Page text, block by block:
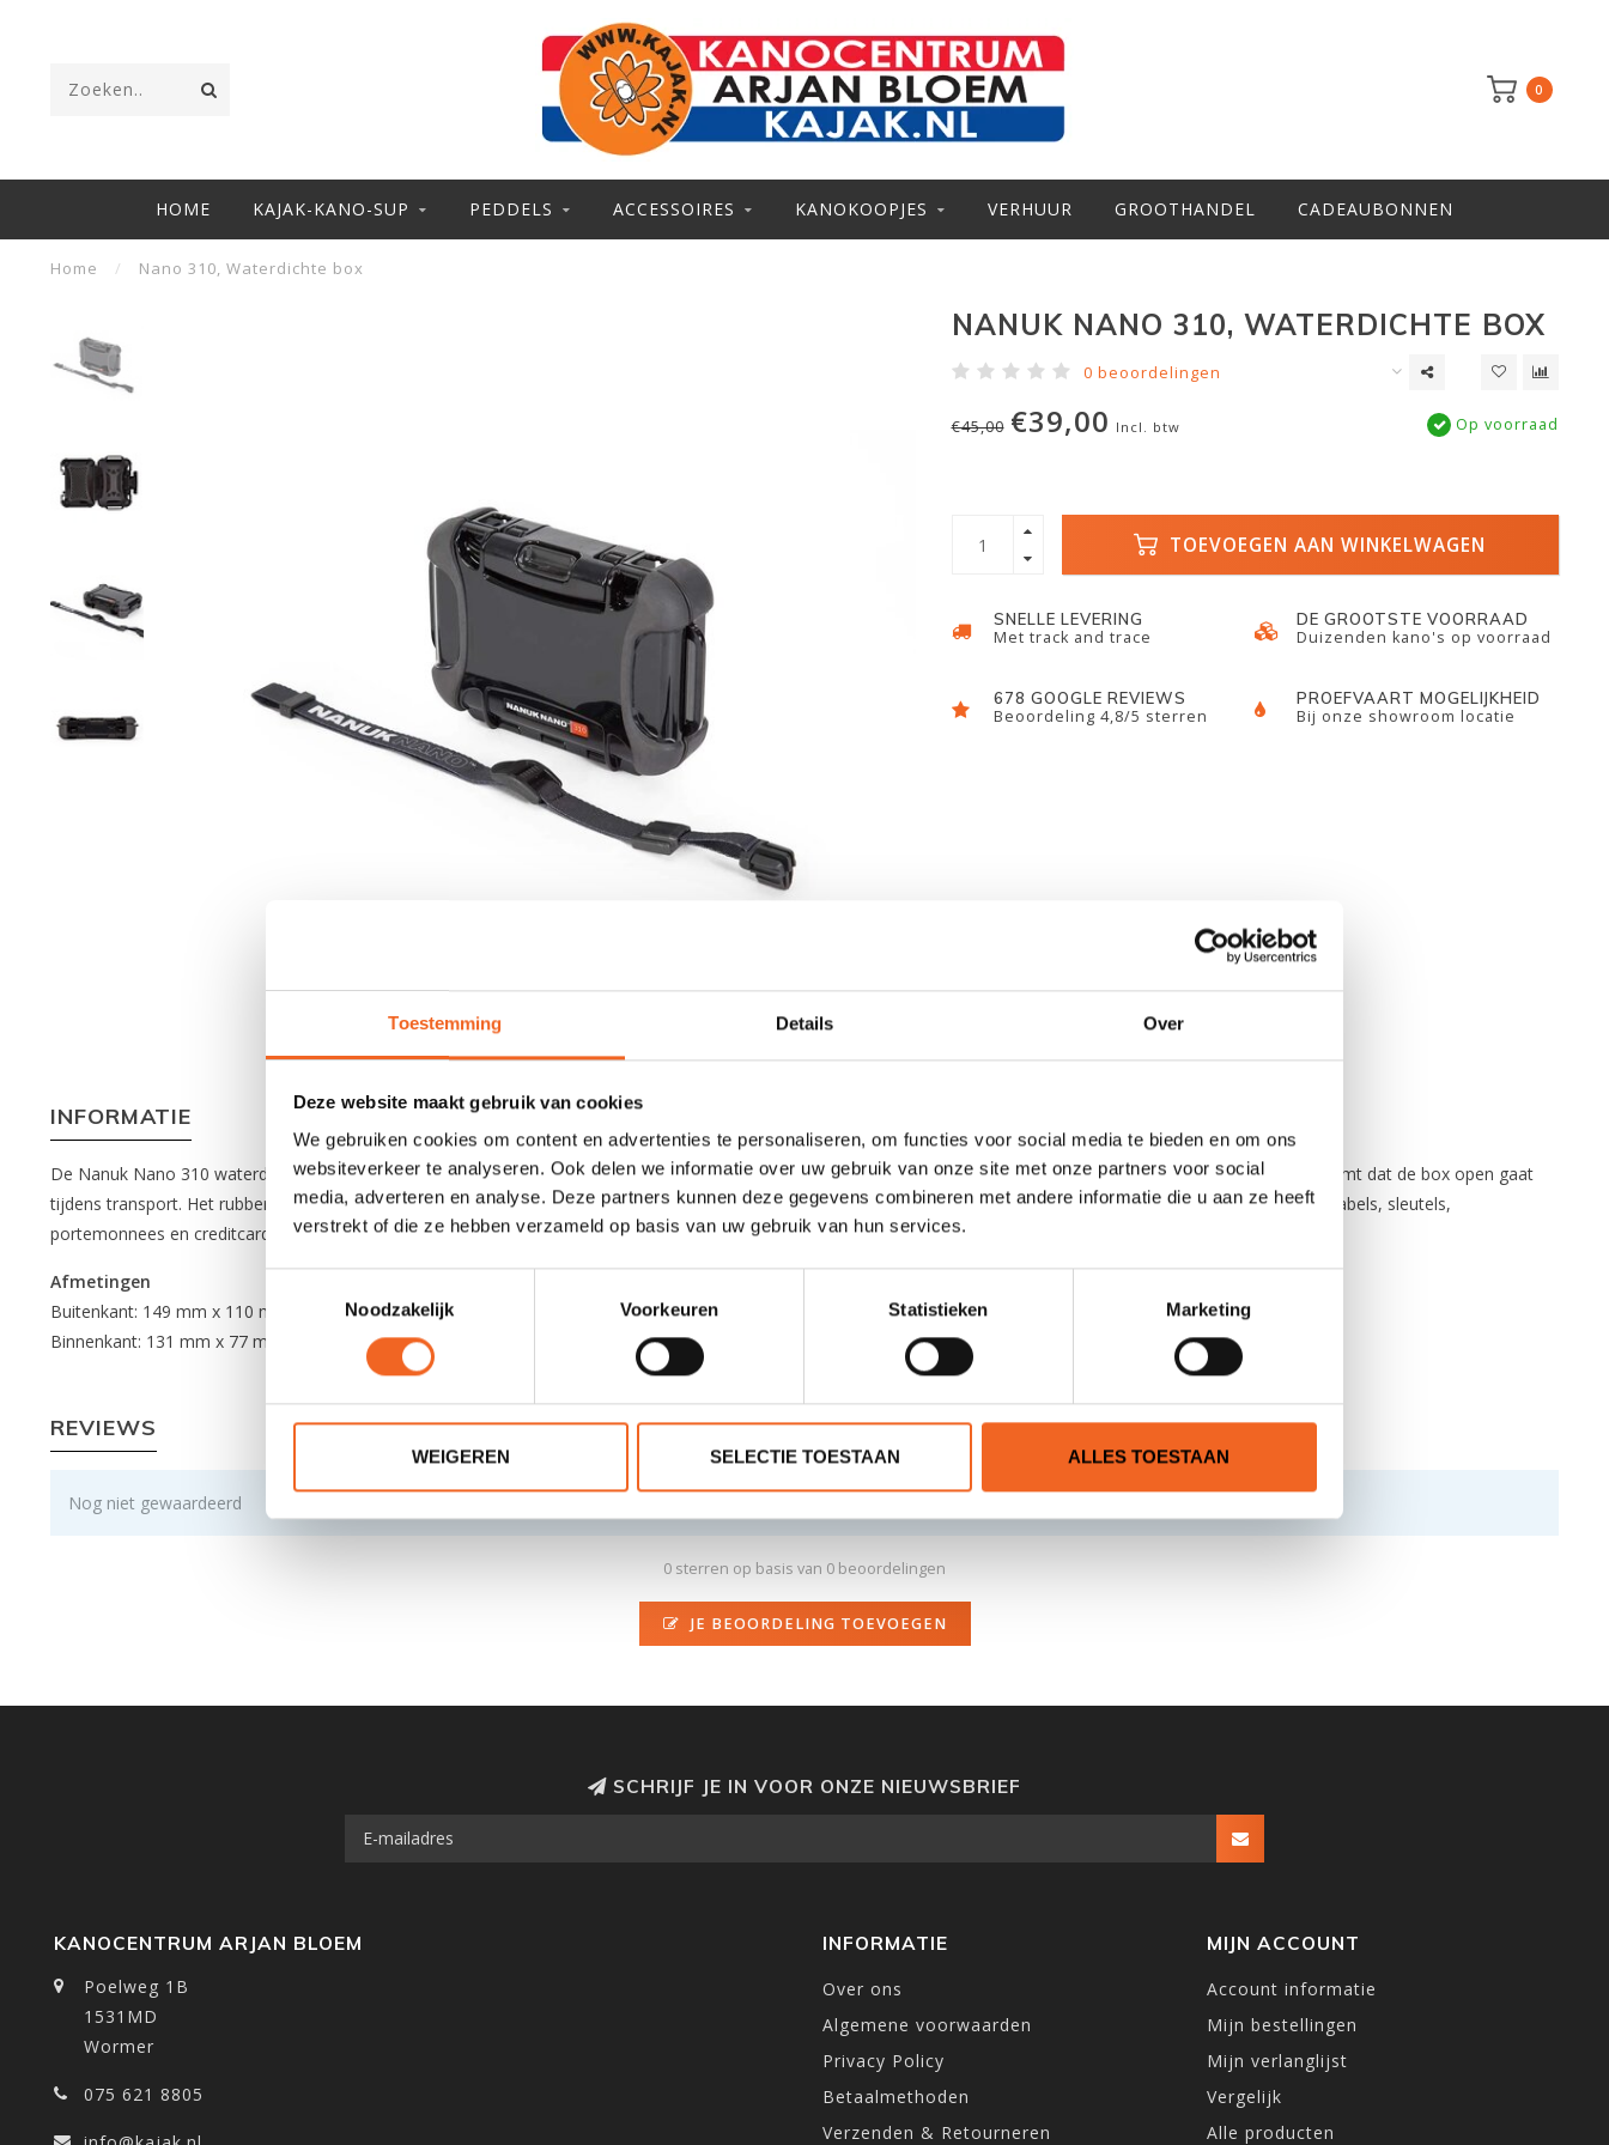
Toestemming Details Over
Deze website maakt gebruik van cookies
We gebruiken cookies om content en advertenties te personaliseren, om functies voor social media te bieden en om ons
websiteverkeer te analyseren. Ook delen we informatie over uw gebruik van onze site met onze partners voor social
media, adverteren en analyse. Deze partners kunnen deze gegevens combineren met andere informatie die u aan ze heeft
verstrekt of die ze hebben verzameld op basis van uw gebruik van hun services.
Noodzakelijk
Voorkeuren Statistieken Marketing
WEIGEREN SELECTIE TOESTAAN ALLES TOESTAAN
0
HOME KAJAK-KANO-SUP PEDDELS ACCESSOIRES KANOKOOPJES VERHUUR GROOTHANDEL CADEAUBONNEN
Home / Nano 310, Waterdichte box
NANUK NANO 310, WATERDICHTE BOX
0 beoordelingen
€45,00 €39,00 Incl. btw Op voorraad
TOEVOEGEN AAN WINKELWAGEN
SNELLE LEVERING
Met track and trace
DE GROOTSTE VOORRAAD
Duizenden kano's op voorraad
678 GOOGLE REVIEWS
Beoordeling 4,8/5 sterren
PROEFVAART MOGELIJKHEID
Bij onze showroom locatie
INFORMATIE
De Nanuk Nano 310 waterdichte box beschermt uw belangrijkste kleine spullen. De box is licht, waterdicht en stofdicht. Het PowerClaw vergrendelingssysteem voorkomt dat de box open gaat
tijdens transport. Het rubberen weefsel aan de binnenkant van de box houdt de spullen op hun plaats. De Nanuk Nano is zeer geschikt voor onder andere telefoons, kabels, sleutels,
portemonnees en creditcards. De box bestaat uit ultrabestendig polycarbonaat en weegt 0.3 kg.
Afmetingen
Buitenkant: 149 mm x 110 mm x 43 mm
Binnenkant: 131 mm x 77 mm x 28 mm
REVIEWS
Nog niet gewaardeerd
0 sterren op basis van 0 beoordelingen
JE BEOORDELING TOEVOEGEN
SCHRIJF JE IN VOOR ONZE NIEUWSBRIEF
KANOCENTRUM ARJAN BLOEM
Poelweg 1B
1531MD
Wormer
075 621 8805
INFORMATIE
Over ons
Algemene voorwaarden
Privacy Policy
Betaalmethoden
Verzenden & Retourneren
MIJN ACCOUNT
Account informatie
Mijn bestellingen
Mijn verlanglijst
Vergelijk
Alle producten